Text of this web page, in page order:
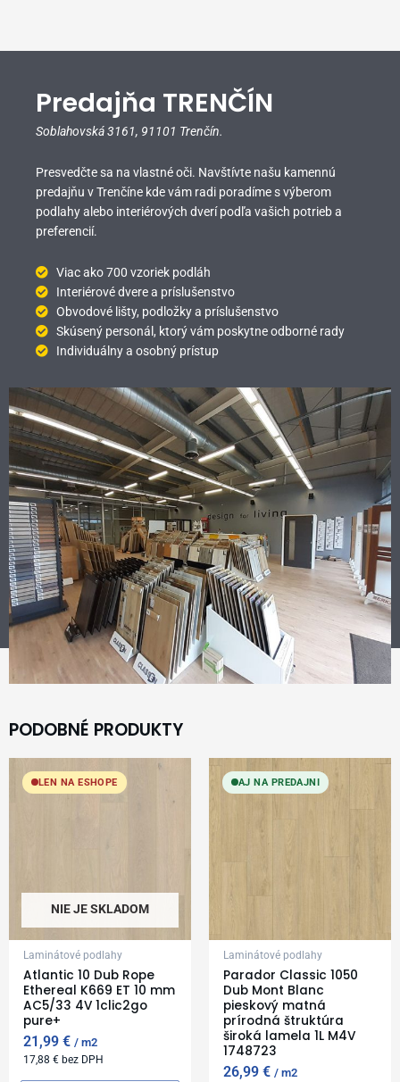
Predajňa TRENČÍN
Soblahovská 3161, 91101 Trenčín.
Presvedčte sa na vlastné oči. Navštívte našu kamennú
predajňu v Trenčíne kde vám radi poradíme s výberom
podlahy alebo interiérových dverí podľa vašich potrieb a
preferencií.
Viac ako 700 vzoriek podláh
Interiérové dvere a príslušenstvo
Obvodové lišty, podložky a príslušenstvo
Skúsený personál, ktorý vám poskytne odborné rady
Individuálny a osobný prístup
PODOBNÉ PRODUKTY
LEN NA ESHOPE
NIE JE SKLADOM
Laminátové podlahy
Atlantic 10 Dub Rope
Ethereal K669 ET 10 mm
AC5/33 4V 1clic2go
pure+
21,99€ m2
17,88€ bez DPH
AJ NA PREDAJNI
Laminátové podlahy
Parador Classic 1050
Dub Mont Blanc
pieskový matná
prírodná štruktúra
široká lamela 1L M4V
1748723
26,99€ m2